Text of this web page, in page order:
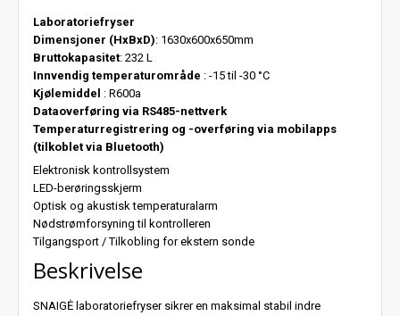
Laboratoriefryser
Dimensjoner (HxBxD): 1630x600x650mm
Bruttokapasitet: 232 L
Innvendig temperaturområde : -15 til -30 °C
Kjølemiddel : R600a
Dataoverføring via RS485-nettverk
Temperaturregistrering og -overføring via mobilapps
(tilkoblet via Bluetooth)
Elektronisk kontrollsystem
LED-berøringsskjerm
Optisk og akustisk temperaturalarm
Nødstrømforsyning til kontrolleren
Tilgangsport / Tilkobling for ekstern sonde
Beskrivelse
SNAIGĖ laboratoriefryser sikrer en maksimal stabil indre